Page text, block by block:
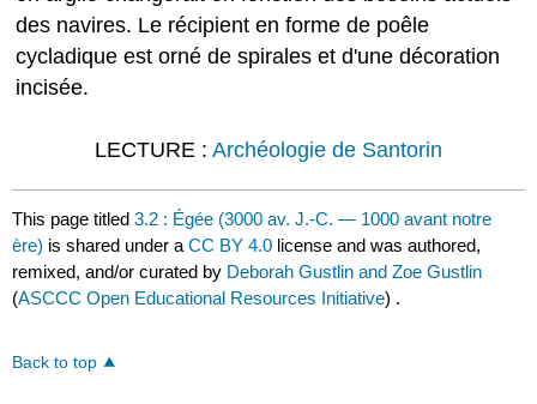
des navires. Le récipient en forme de poêle
cycladique est orné de spirales et d'une décoration
incisée.
LECTURE : Archéologie de Santorin
This page titled3.2 : Égée (3000 av. J.-C. — 1000 avant notre
ère) is shared under aCC BY 4.0 license and was authored,
remixed, and/or curated by Deborah Gustlin and Zoe Gustlin
(ASCCC Open Educational Resources Initiative) .
Back to top